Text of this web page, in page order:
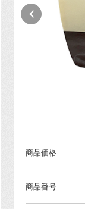
商品価格
商品番号